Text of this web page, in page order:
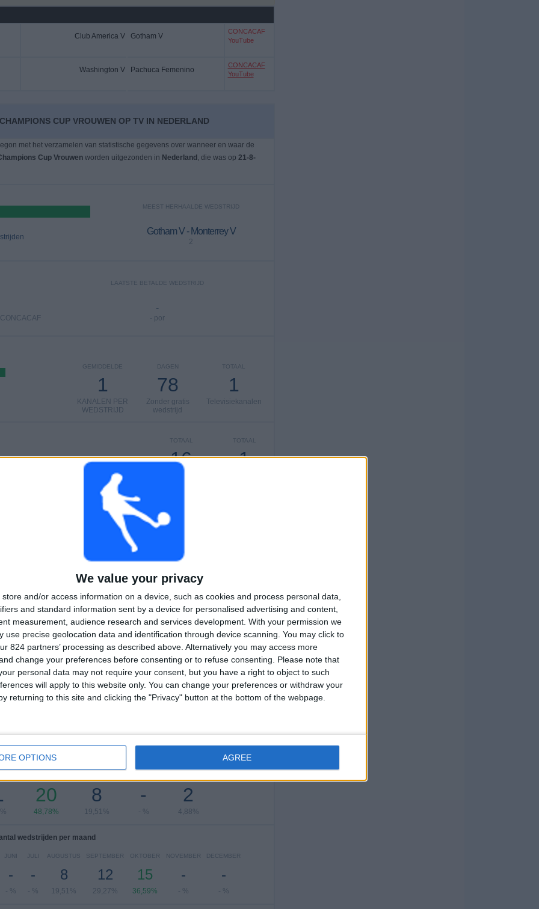
We value your privacy
store and/or access information on a device, such as cookies and process personal data,
and standard information sent by a device for personalised advertising and content,
measurement, audience research and services development. With your permission we
use precise geolocation data and identification through device scanning. You may click to
824 partners’ processing as described above. Alternatively you may access more
change your preferences before consenting or to refuse consenting.
Please note that
personal data may not require your consent, but you have a right to object to such
will apply to this website only. You can change your preferences or withdraw your
returning to this site and clicking the "Privacy" button at the bottom of the webpage.
OPTIONS AGREE
Club America V Gotham V
CONCACAF
YouTube
Washington V Pachuca Femenino
CONCACAF
YouTube
CUP VROUWEN OP TV IN NEDERLAND
met het verzamelen van statistische gegevens over wanneer en waar de
Cup Vrouwenworden uitgezonden in Nederland , die was op 21-8-
MEEST HERHAALDE WEDSTRIJD
Gotham V - Monterrey V
2
LAATSTE BETALDE WEDSTRIJD
-
- por
TOTAAL
1
Televisiekanalen
DAGEN
78
Zonder gratis
wedstrijd
GEMIDDELDE
1
KANALEN PER
WEDSTRIJD
TOTAAL
1
TOTAAL
16
Ranking van teams op basis van aantal open wedstrijden
10 (24,39%)
10 (24,39%)
Alajuelense V
7 (17,07%)
Portland Thorns V
6 (14,63%)
Bekijk volledige ranglijst
Ranking van teams op basis van aantal uitwedstrijden
Gotham V
6 (14,63%)
Monterrey V
4 (9,76%)
Club America V
4 (9,76%)
Portland Thorns V
4 (9,76%)
wedstrijden per dag van de week
20
48,78%
8
19,51%
-
- %
2
4,88%
wedstrijden per maand
JUNI
-
- %
JULI
-
- %
AUGUSTUS
8
19,51%
SEPTEMBER
12
29,27%
OKTOBER
15
36,59%
NOVEMBER
-
- %
DECEMBER
-
- %